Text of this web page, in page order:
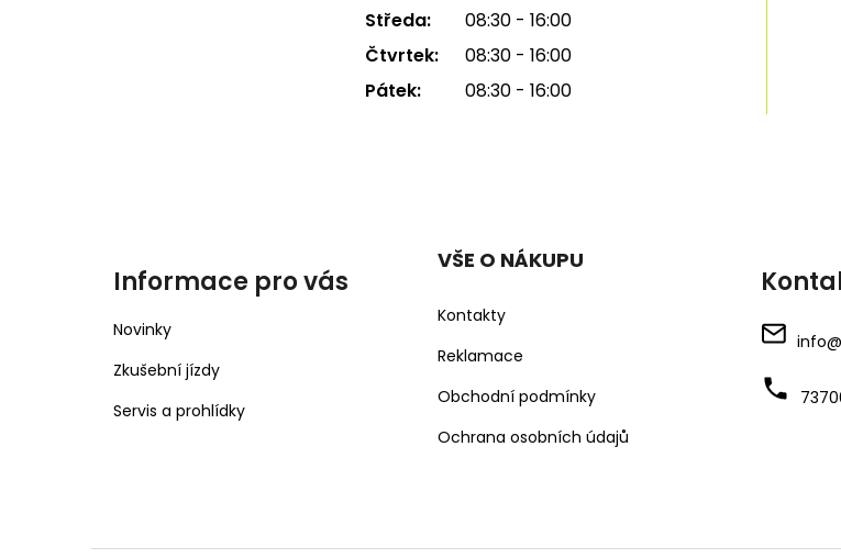
Středa:
08:30 - 16:00
Čtvrtek:
08:30 - 16:00
Pátek:
08:30 - 16:00
Informace pro vás
Novinky
Zkušební jízdy
Servis a prohlídky
VŠE O NÁKUPU
Kontakty
Reklamace
Obchodní podmínky
Ochrana osobních údajů
info@